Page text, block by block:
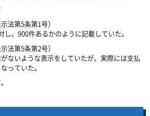
法第5条第1号）
し、900件あるかのように記載していた。
法第5条第2号）
ないような表示をしていたが、実際には支払
っていた。